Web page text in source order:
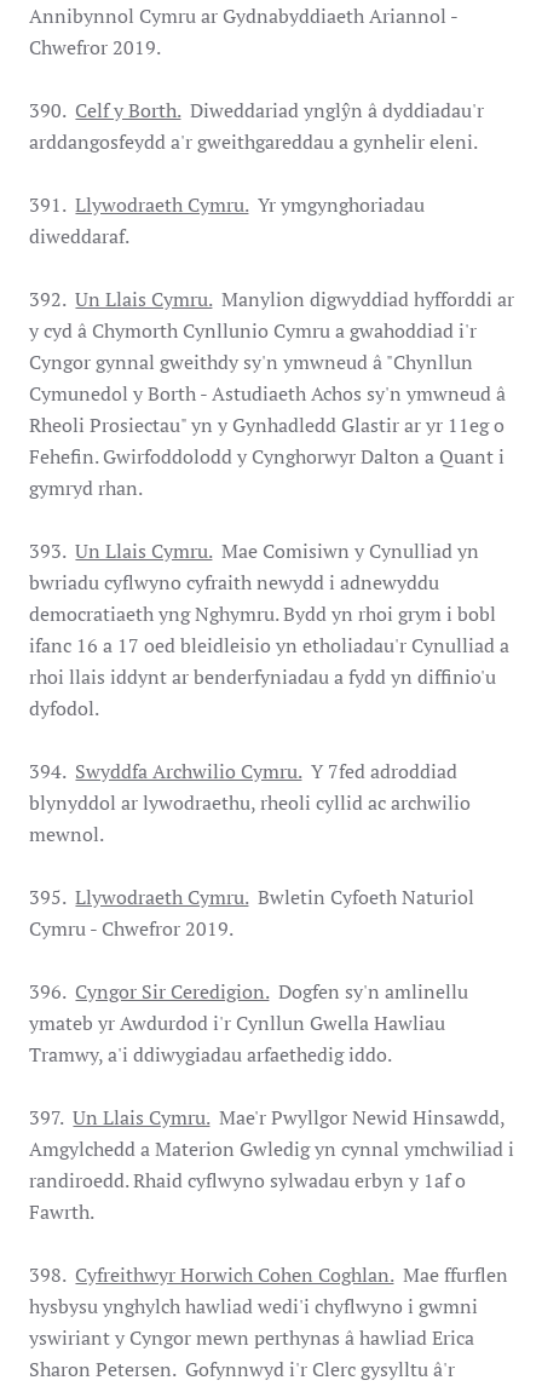
Annibynnol Cymru ar Gydnabyddiaeth Ariannol -
Chwefror 2019.
390. Celf y Borth.Diweddariad ynglŷn â dyddiadau'r
arddangosfeydd a'r gweithgareddau a gynhelir eleni.
391.Llywodraeth Cymru.Yr ymgynghoriadau
diweddaraf.
392.Un Llais Cymru.Manylion digwyddiad hyfforddi ar
y cyd â Chymorth Cynllunio Cymru a gwahoddiad i'r
Cyngor gynnal gweithdy sy'n ymwneud â "Chynllun
Cymunedol y Borth - Astudiaeth Achos sy'n ymwneud â
Rheoli Prosiectau" yn y Gynhadledd Glastir ar yr 11eg o
Fehefin. Gwirfoddolodd y Cynghorwyr Dalton a Quant i
gymryd rhan.
393.Un Llais Cymru.Mae Comisiwn y Cynulliad yn
bwriadu cyflwyno cyfraith newydd i adnewyddu
democratiaeth yng Nghymru. Bydd yn rhoi grym i bobl
ifanc 16 a 17 oed bleidleisio yn etholiadau'r Cynulliad a
rhoi llais iddynt ar benderfyniadau a fydd yn diffinio'u
dyfodol.
394. Swyddfa Archwilio Cymru.Y 7fed adroddiad
blynyddol ar lywodraethu, rheoli cyllid ac archwilio
mewnol.
395.Llywodraeth Cymru.Bwletin Cyfoeth Naturiol
Cymru - Chwefror 2019.
396. Cyngor Sir Ceredigion.Dogfen sy'n amlinellu
ymateb yr Awdurdod i'r Cynllun Gwella Hawliau
Tramwy, a'i ddiwygiadau arfaethedig iddo.
397.Un Llais Cymru.Mae'r Pwyllgor Newid Hinsawdd,
Amgylchedd a Materion Gwledig yn cynnal ymchwiliad i
randiroedd. Rhaid cyflwyno sylwadau erbyn y 1af o
Fawrth.
398. Cyfreithwyr Horwich Cohen Coghlan.Mae ffurflen
hysbysu ynghylch hawliad wedi'i chyflwyno i gwmni
yswiriant y Cyngor mewn perthynas â hawliad Erica
Sharon Petersen. Gofynnwyd i'r Clerc gysylltu â'r